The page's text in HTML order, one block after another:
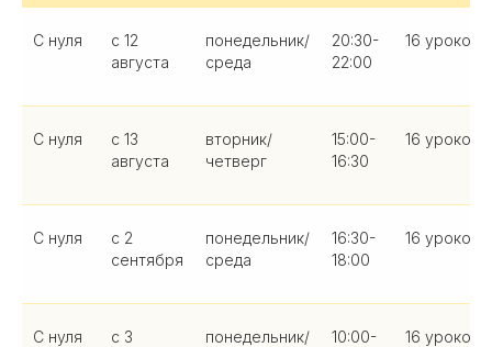
С нуля
с 12
августа
понедельник/
среда
20:30-
22:00
16 уроков
С нуля
с 13
августа
вторник/
четверг
15:00-
16:30
16 уроков
С нуля
с 2
сентября
понедельник/
среда
16:30-
18:00
16 уроков
С нуля
с 3
понедельник/
10:00-
16 уроков